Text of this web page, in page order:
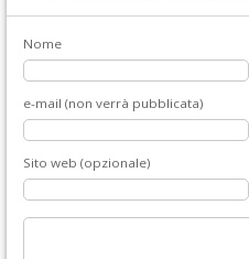
Nome
e-mail (non verrà pubblicata)
Sito web (opzionale)